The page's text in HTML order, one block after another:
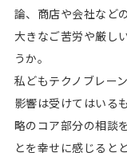
論、商店や会社など
大きなご苦労や厳し
うか。
私どもテクノブレー
影響は受けてはいる
略のコア部分の相談
とを幸せに感じると